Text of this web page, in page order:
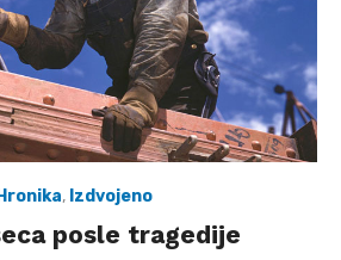
Hronika, Izdvojeno
posle tragedije